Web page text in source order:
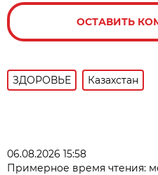
ОСТАВИТЬ
ЗДОРОВЬЕ Казахстан
06.08.2026 15:58
Примерное время чтения: